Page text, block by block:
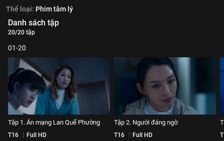
Thể loại: Phim tâm lý
Danh sách tập
20/20 tập
01-20
Tập 1. Án mạng Lan Quế Phường
T16 Full HD
Tập 2. Người đáng ngờ
T16 Full HD